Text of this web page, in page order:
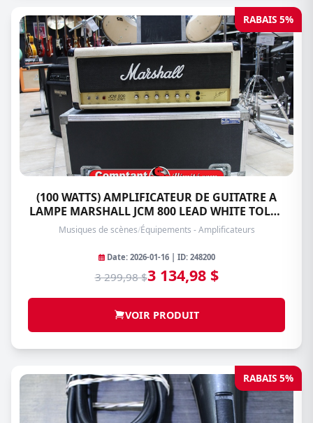
RABAIS 5%
(100 WATTS) AMPLIFICATEUR DE GUITATRE A
LAMPE MARSHALL JCM 800 LEAD WHITE TOLEX
SERIES-2203
Musiques de scènes/Équipements - Amplificateurs
Date: 2026-01-16 | ID: 248200
3 299,98 $3 134,98 $
VOIR PRODUIT
RABAIS 5%